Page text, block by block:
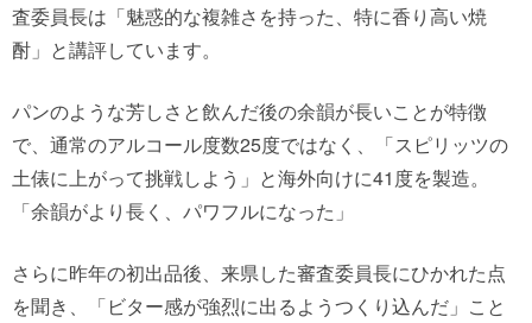
査委員長は「魅惑的な複雑さを持った、特に香り高い焼
酎」と講評しています。
パンのような芳しさと飲んだ後の余韻が長いことが特徴
で、通常のアルコール度数25度ではなく、「スピリッツの
土俵に上がって挑戦しよう」と海外向けに41度を製造。
「余韻がより長く、パワフルになった」
さらに昨年の初出品後、来県した審査委員長にひかれた点
を聞き、「ビター感が強烈に出るようつくり込んだ」こと